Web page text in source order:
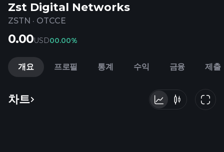
Zst Digital Networks
ZSTN · OTCCE
0.00USD00.00%
개요 프로필 통계 수익 금융 제출
차트